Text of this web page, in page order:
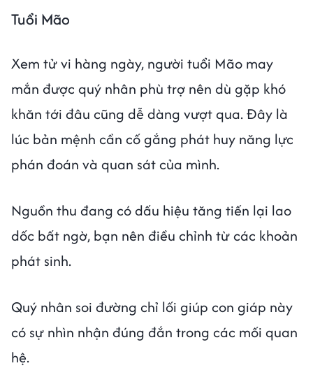
Tuổi Mão
Xem tử vi hàng ngày, người tuổi Mão may
mắn được quý nhân phù trợ nên dù gặp khó
khăn tới đâu cũng dễ dàng vượt qua. Đây là
lúc bản mệnh cần cố gắng phát huy năng lực
phán đoán và quan sát của mình.
Nguồn thu đang có dấu hiệu tăng tiến lại lao
dốc bất ngờ, bạn nên điều chỉnh từ các khoản
phát sinh.
Quý nhân soi đường chỉ lối giúp con giáp này
có sự nhìn nhận đúng đắn trong các mối quan
hệ.